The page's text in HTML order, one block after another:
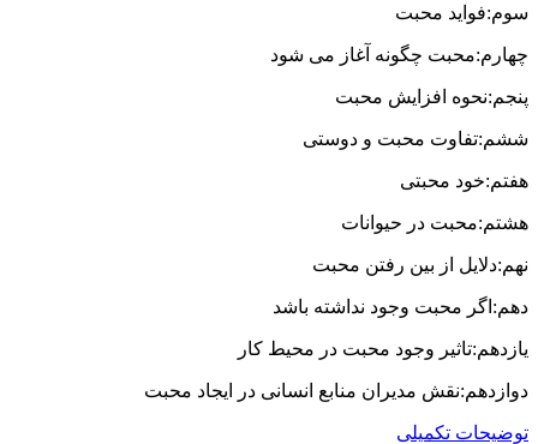
سوم:فواید محبت
چهارم:محبت چگونه آغاز می شود
پنجم:نحوه افزایش محبت
ششم:تفاوت محبت و دوستی
هفتم:خود محبتی
هشتم:محبت در حیوانات
نهم:دلایل از بین رفتن محبت
دهم:اگر محبت وجود نداشته باشد
یازدهم:تاثیر وجود محبت در محیط کار
دوازدهم:نقش مدیران منابع انسانی در ایجاد محبت
توضیحات تکمیلی